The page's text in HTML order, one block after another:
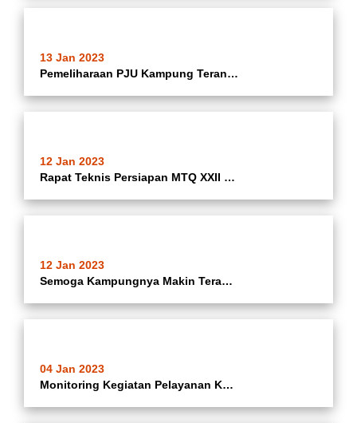
13 Jan 2023
Pemeliharaan PJU Kampung Terang Di Wilayah RT 02/01 Kelurahan Batusari Kecamatan Batuceper Kota Tangerang Oleh Satgas Kecamatan Batuceper
12 Jan 2023
Rapat Teknis Persiapan MTQ XXII Tingkat Kota Tangerang di Ruang As Salam Kecamatan Batuceper Kota Tangerang.
12 Jan 2023
Semoga Kampungnya Makin Terang... Pemeliharaan Lampu PJU Kampung Terang Di Wilayah RT 01/06 Kelurahan Poris Jaya Kecamatan Batuceper Kota Tangerang Oleh Satgas Kecamatan Batuceper
04 Jan 2023
Monitoring Kegiatan Pelayanan Kesehatan Masyarakat (Posyandu)